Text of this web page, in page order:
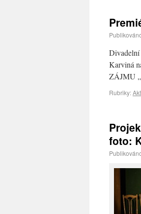
Divadelní
Karviná
ZÁJMU
Rubriky:
foto: